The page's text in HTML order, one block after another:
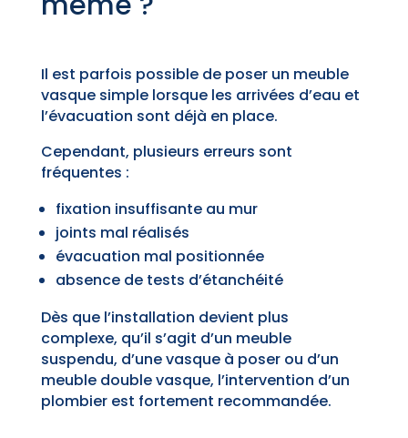
Il est parfois possible de poser un meuble
vasque simple lorsque les arrivées d’eau et
l’évacuation sont déjà en place.
Cependant, plusieurs erreurs sont
fréquentes :
fixation insuffisante au mur
joints mal réalisés
évacuation mal positionnée
absence de tests d’étanchéité
Dès que l’installation devient plus
complexe, qu’il s’agit d’un meuble
suspendu, d’une vasque à poser ou d’un
meuble double vasque, l’intervention d’un
plombier est fortement recommandée.